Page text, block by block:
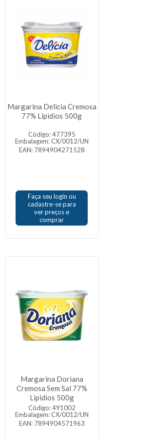
Margarina Delicia Cremosa
77% Lipidios 500g
Código: 477395
Embalagem: CX/0012/UN
EAN: 7894904271528
Faça seu login ou
cadastre-se para
ver preços e
comprar
Margarina Doriana
Cremosa Sem Sal 77%
Lipidios 500g
Código: 491002
Embalagem: CX/0012/UN
EAN: 7894904571963